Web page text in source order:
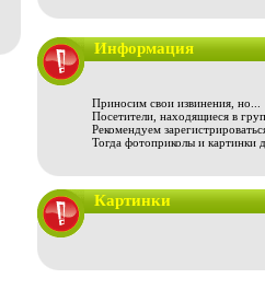
Информация
Приносим свои извинения, но...
Посетители, находящиеся в
Рекомендуем
Тогда фотоприколы и картинки
Картинки